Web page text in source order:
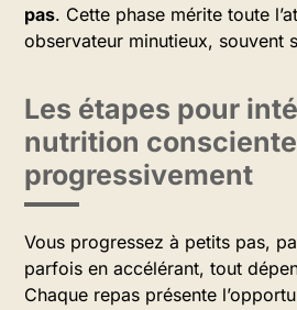
pas. Cette phase mérite toute
observateur minutieux, souvent
Les étapes pour
nutrition
progressivement
Vous progressez à petits pas,
parfois en accélérant, tout
Chaque repas présente